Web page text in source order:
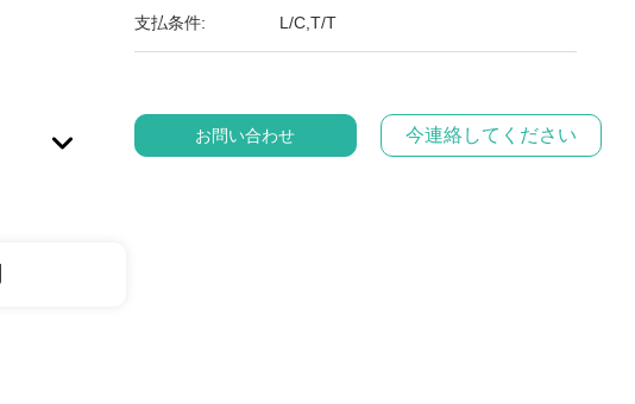
支払条件: L/C,T/T
お問い合わせ 今連絡してください